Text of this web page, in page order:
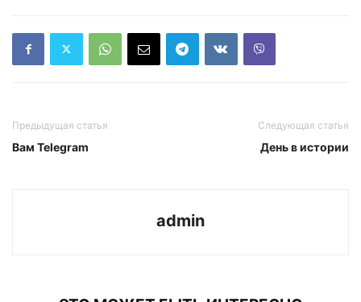
Предыдущая статья
Вам Telegram
Следующая статья
День в истории
admin